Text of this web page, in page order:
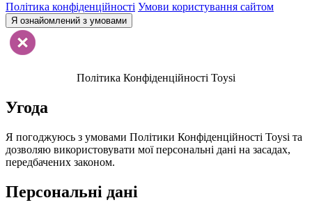
Політика конфіденційності Умови користування сайтом
Я ознайомлений з умовами
Політика Конфіденційності Toysi
Угода
Я погоджуюсь з умовами Політики Конфіденційності Toysi та
дозволяю використовувати мої персональні дані на засадах,
передбачених законом.
Персональні дані